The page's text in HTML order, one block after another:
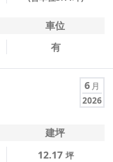
車位
有
6 月
2026
建坪
12.17 坪